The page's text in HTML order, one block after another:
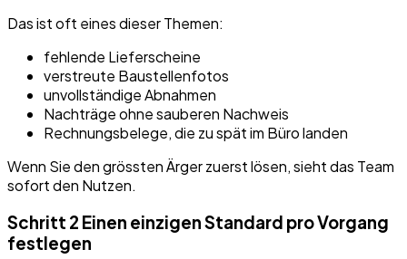
Das ist oft eines dieser Themen:
fehlende Lieferscheine
verstreute Baustellenfotos
unvollständige Abnahmen
Nachträge ohne sauberen Nachweis
Rechnungsbelege, die zu spät im Büro landen
Wenn Sie den grössten Ärger zuerst lösen, sieht das Team
sofort den Nutzen.
Schritt 2 Einen einzigen Standard pro Vorgang
festlegen